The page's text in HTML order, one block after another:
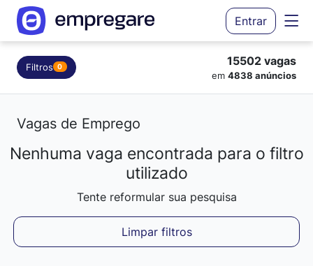
Entrar
Filtros 0 15502 vagas
em 4838 anúncios
Vagas de Emprego
Carregando resultados...
Nenhuma vaga encontrada para o filtro
utilizado
Tente reformular sua pesquisa
Limpar filtros